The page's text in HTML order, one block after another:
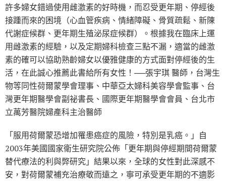
許多婦女錯過使用雌激素的好時機，而忍受更年期、停經後
接踵而來的困境（心血管疾病、情緒障礙、骨質疏鬆、新陳
代謝症候群、更年期生殖泌尿症候群）。根據我在臨床上運
用雌激素的經驗，以及定期婦科檢查三點不漏，適當的雌激
素的確可以協助熟齡婦女以優雅健康的方式面對停經後的生
活，在此誠心推薦此書給所有女性！──張宇琪 醫師，台灣生
物等同性荷爾蒙學會理事、中華亞太婦科美容學會監事、台
灣更年期醫學會副祕書長、國際更年期醫學會會員、台北市
立萬芳醫院婦產科主治醫師
「服用荷爾蒙恐增加罹患癌症的風險，特別是乳癌。」自
2003年美國國家衛生研究院公佈「更年期與停經期間荷爾蒙
替代療法的利與弊研究」結果以來，全球的女性對此深感不
安，對荷爾蒙補充治療敬而遠之，寧可承受更年期的不適影